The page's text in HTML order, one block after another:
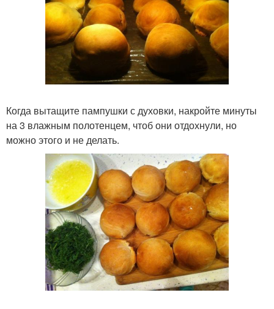
Когда вытащите пампушки с духовки, накройте минуты
на 3 влажным полотенцем, чтоб они отдохнули, но
можно этого и не делать.